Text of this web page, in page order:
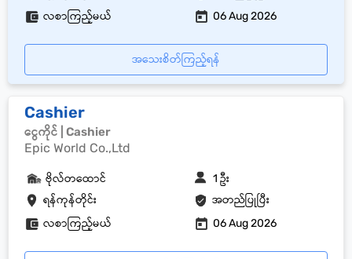
လစာကြည့်မယ် 06 Aug 2026
အသေးစိတ်ကြည့်ရန်
Cashier
ငွေကိုင် | Cashier
Epic World Co.,Ltd
ရန်ကုန်တိုင်း အတည်ပြုပြီး
ဗိုလ်တထောင် 1 ဦး
လစာကြည့်မယ် 06 Aug 2026